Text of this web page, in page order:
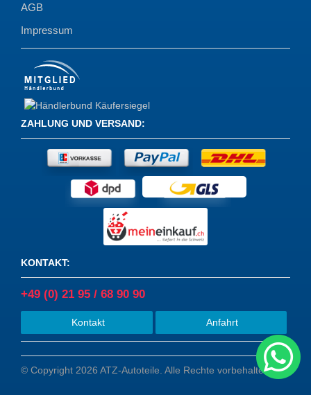
AGB
Impressum
ZAHLUNG UND VERSAND:
KONTAKT:
+49 (0) 21 95 / 68 90 90
Kontakt Anfahrt
© Copyright 2026 ATZ-Autoteile. Alle Rechte vorbehalten.